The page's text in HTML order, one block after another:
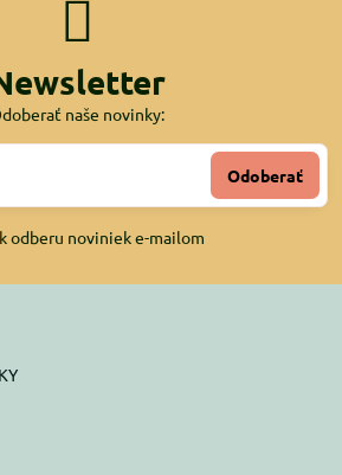
naše novinky:
Odoberať
odberu noviniek e-mailom